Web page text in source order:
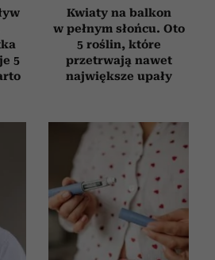
5
Kwiaty na balkon
w pełnym słońcu. Oto
5 roślin, które
przetrwają nawet
największe upały